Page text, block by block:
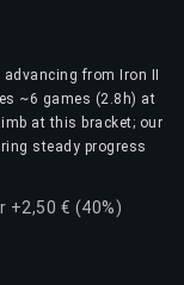
from Iron II
~6 games (2.8h) at
at this bracket; our
steady progress
+2,50 € (40%)